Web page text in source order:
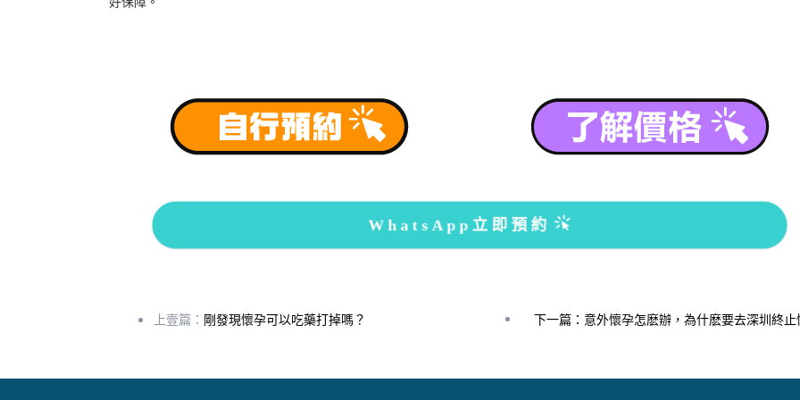
WhatsApp立即預約
上壹篇： 剛發現懷孕可以吃藥打掉嗎？ 下一篇：意外懷孕怎麽辦，為什麽要去深圳終止